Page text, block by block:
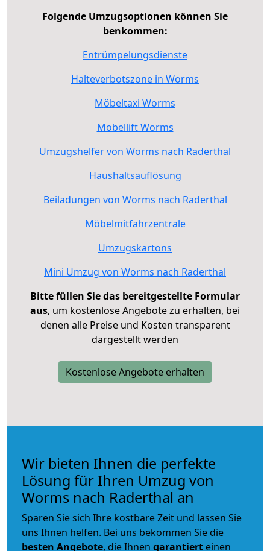
Folgende Umzugsoptionen können Sie
benkommen:
Entrümpelungsdienste
Halteverbotszone in Worms
Möbeltaxi Worms
Möbellift Worms
Umzugshelfer von Worms nach Raderthal
Haushaltsauflösung
Beiladungen von Worms nach Raderthal
Möbelmitfahrzentrale
Umzugskartons
Mini Umzug von Worms nach Raderthal
Bitte füllen Sie das bereitgestellte Formular
aus, um kostenlose Angebote zu erhalten, bei
denen alle Preise und Kosten transparent
dargestellt werden
Kostenlose Angebote erhalten
Wir bieten Ihnen die perfekte
Lösung für Ihren Umzug von
Worms nach Raderthal an
Sparen Sie sich Ihre kostbare Zeit und lassen Sie
uns Ihnen helfen. Bei uns bekommen Sie die
besten Angebote, die Ihnen garantiert einen